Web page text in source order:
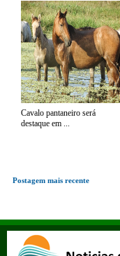
Cavalo pantaneiro será
destaque em ...
Postagem mais recente